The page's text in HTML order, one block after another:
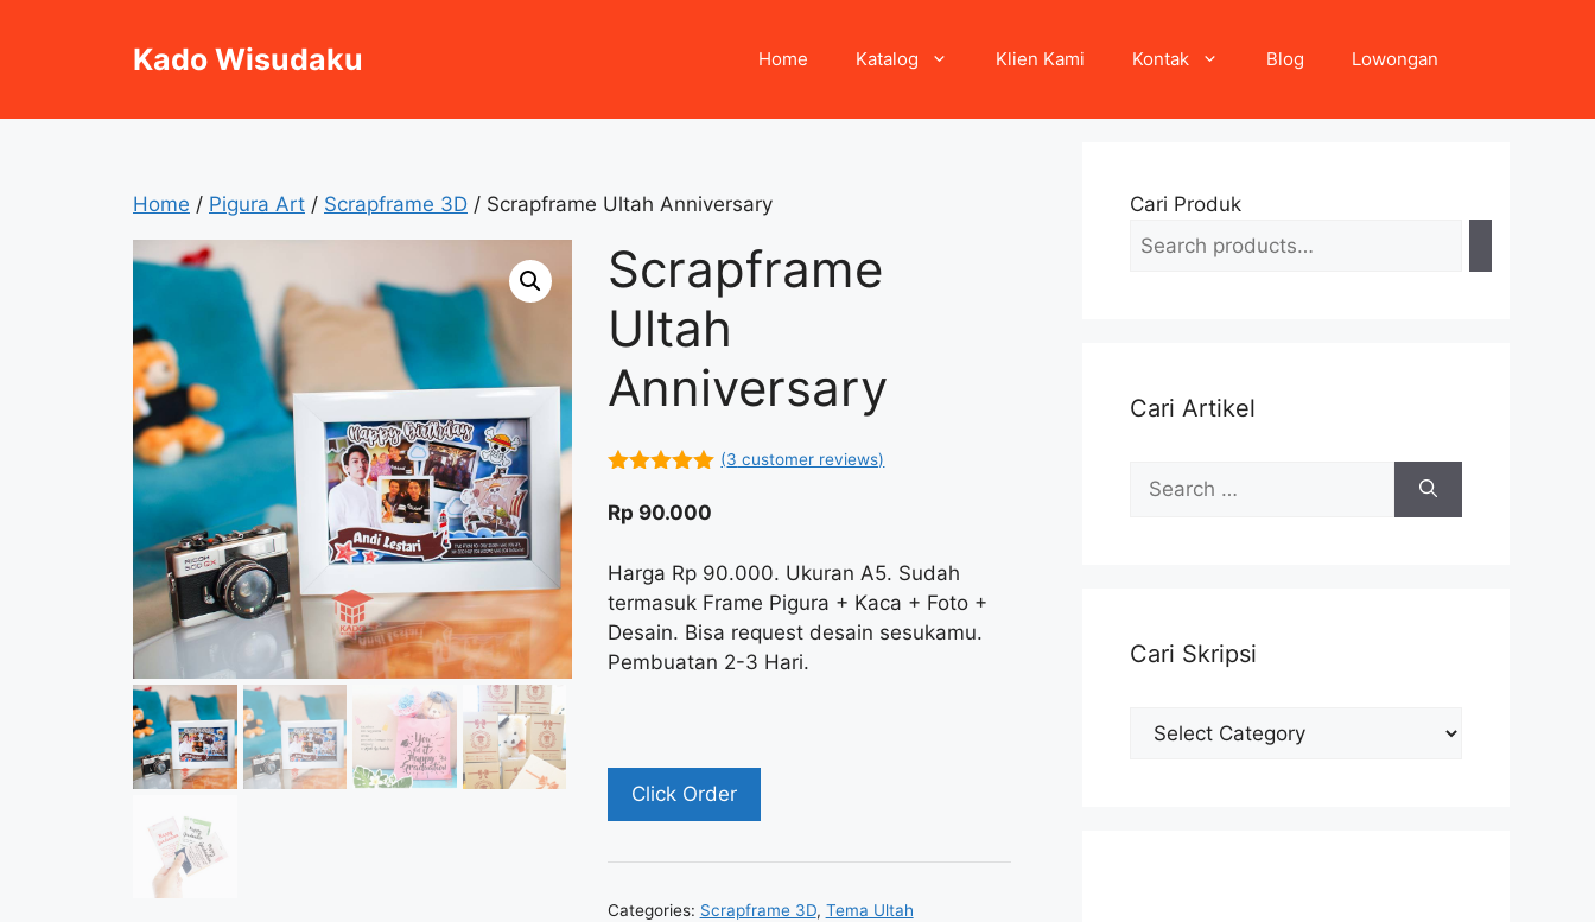
Kado Wisudaku Home Katalog Klien Kami Kontak Blog Lowongan
Home / Pigura Art / Scrapframe 3D / Scrapframe Ultah Anniversary
Scrapframe
Ultah
Anniversary
5
(3 customer reviews)
Rp 90.000
Harga Rp 90.000. Ukuran A5. Sudah
termasuk Frame Pigura + Kaca + Foto +
Desain. Bisa request desain sesukamu.
Pembuatan 2-3 Hari.
Click Order
Categories: Scrapframe 3D, Tema Ultah
Cari Produk
Cari Artikel
Search
for:
Cari Skripsi
Cari